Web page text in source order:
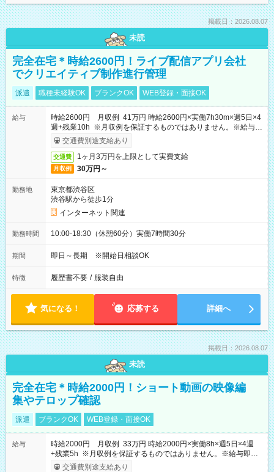
掲載日：2026.08.07
未読
完全在宅＊時給2600円！ライブ配信アプリ会社
でクリエイティブ制作進行管理
派遣 職種未経験OK ブランクOK WEB登録・面接OK
給与
時給2600円 月収例 41万円 時給2600円×実働7h30m×週5日×4
週+残業10h ※月収例を保証するものではありません。※給与即
受取りサービス利用可（利用条件有）
交通費別途支給あり
交通費 1ヶ月3万円を上限として実費支給
月収例 30万円～
勤務地
東京都渋谷区
渋谷駅から徒歩1分
インターネット関連
勤務時間 10:00-18:30（休憩60分）実働7時間30分
期間 即日～長期 ※開始日相談OK
特徴 履歴書不要 / 服装自由
気になる！ 応募する 詳細へ
掲載日：2026.08.07
未読
完全在宅＊時給2000円！ショート動画の映像編
集やテロップ確認
派遣 ブランクOK WEB登録・面接OK
給与
時給2000円 月収例 33万円 時給2000円×実働8h×週5日×4週
+残業5h ※月収例を保証するものではありません。※給与即受
取りサービス利用可（利用条件有）
交通費別途支給あり